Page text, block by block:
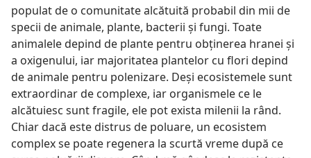
populat de o comunitate alcătuită probabil din mii de
specii de animale, plante, bacterii şi fungi. Toate
animalele depind de plante pentru obţinerea hranei şi
a oxigenului, iar majoritatea plantelor cu flori depind
de animale pentru polenizare. Deşi ecosistemele sunt
extraordinar de complexe, iar organismele ce le
alcătuiesc sunt fragile, ele pot exista milenii la rând.
Chiar dacă este distrus de poluare, un ecosistem
complex se poate regenera la scurtă vreme după ce